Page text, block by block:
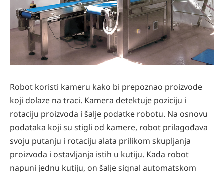
Robot koristi kameru kako bi prepoznao proizvode
koji dolaze na traci. Kamera detektuje poziciju i
rotaciju proizvoda i šalje podatke robotu. Na osnovu
podataka koji su stigli od kamere, robot prilagođava
svoju putanju i rotaciju alata prilikom skupljanja
proizvoda i ostavljanja istih u kutiju. Kada robot
napuni jednu kutiju, on šalje signal automatskom